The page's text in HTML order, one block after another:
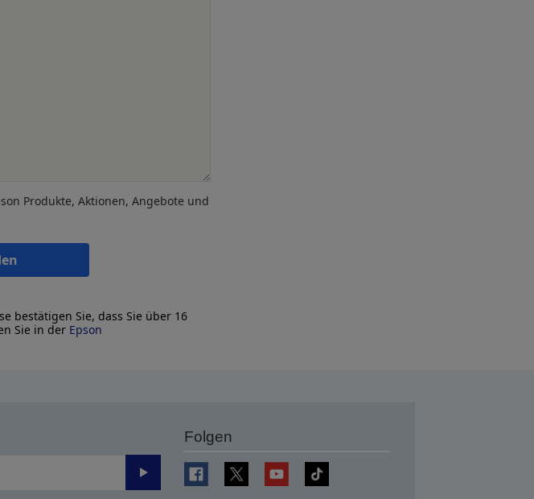
Produkte, Aktionen, Angebote und
bestätigen Sie, dass Sie über 16
Sie in der Epson
Senden
Folgen